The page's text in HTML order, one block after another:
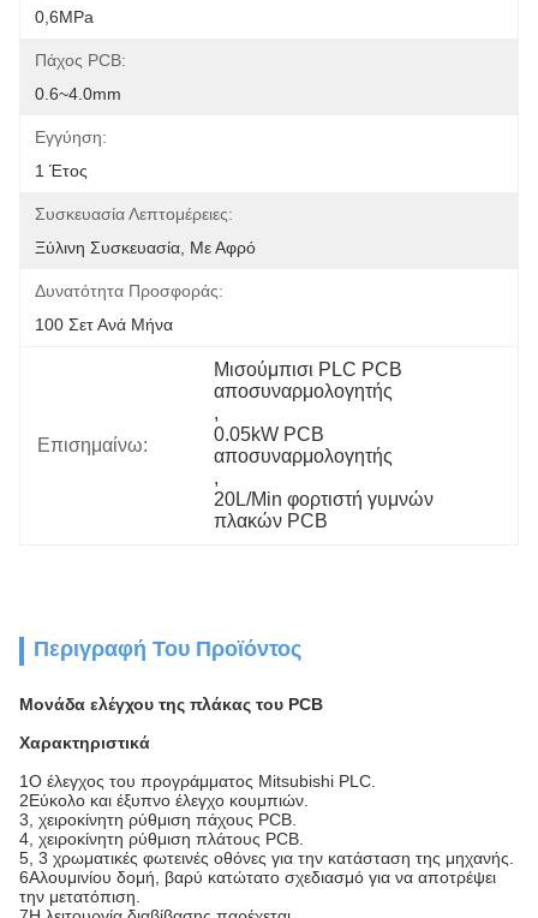
0,6MPa
Πάχος PCB:
0.6~4.0mm
Εγγύηση:
1 Έτος
Συσκευασία Λεπτομέρειες:
Ξύλινη Συσκευασία, Με Αφρό
Δυνατότητα Προσφοράς:
100 Σετ Ανά Μήνα
Επισημαίνω:
Μισούμπισι PLC PCB
αποσυναρμολογητής
,
0.05kW PCB
αποσυναρμολογητής
,
20L/Min φορτιστή γυμνών
πλακών PCB
Περιγραφή Του Προϊόντος
Μονάδα ελέγχου της πλάκας του PCB
Χαρακτηριστικά
1Ο έλεγχος του προγράμματος Mitsubishi PLC.
2Εύκολο και έξυπνο έλεγχο κουμπιών.
3, χειροκίνητη ρύθμιση πάχους PCB.
4, χειροκίνητη ρύθμιση πλάτους PCB.
5, 3 χρωματικές φωτεινές οθόνες για την κατάσταση της μηχανής.
6Αλουμινίου δομή, βαρύ κατώτατο σχεδιασμό για να αποτρέψει
την μετατόπιση.